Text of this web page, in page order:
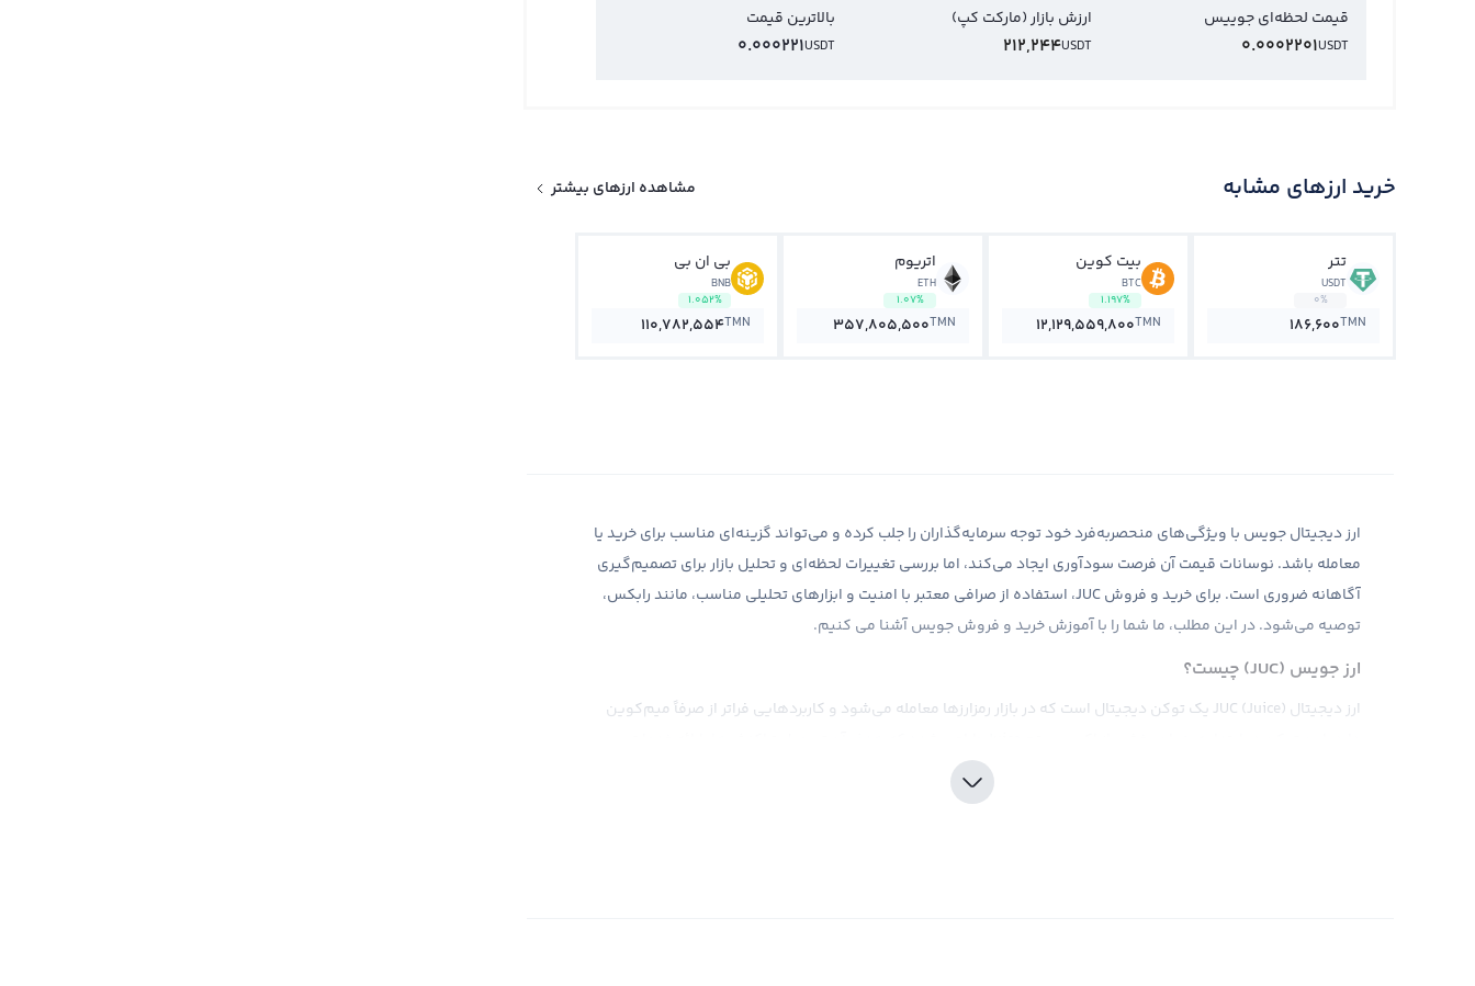
قیمت لحظه‌ای جوییس
USDT
0.0002201
ارزش بازار (مارکت کپ)
USDT
212,244
بالاترین قیمت
USDT
0.000221
خرید ارزهای مشابه مشاهده ارزهای بیشتر
تتر
USDT
0%
186,600TMN
بیت کوین
BTC
1.197%
12,129,559,800TMN
اتریوم
ETH
1.07%
357,805,500TMN
بی ان بی
BNB
1.052%
110,782,554TMN
ارز دیجیتال جویس با ویژگی‌های منحصربه‌فرد خود توجه سرمایه‌گذاران را جلب کرده و می‌تواند گزینه‌ای مناسب برای خرید یا
معامله باشد. نوسانات قیمت آن فرصت سودآوری ایجاد می‌کند، اما بررسی تغییرات لحظه‌ای و تحلیل بازار برای تصمیم‌گیری
آگاهانه ضروری است. برای خرید و فروش JUC، استفاده از صرافی معتبر با امنیت و ابزارهای تحلیلی مناسب، مانند رابکس،
توصیه می‌شود. در این مطلب، ما شما را با آموزش خرید و فروش جویس آشنا می‌ کنیم.
ارز جویس (JUC) چیست؟
ارز دیجیتال JUC (Juice) یک توکن دیجیتال است که در بازار رمزارزها معامله می‌شود و کاربردهایی فراتر از صرفاً میم‌کوین